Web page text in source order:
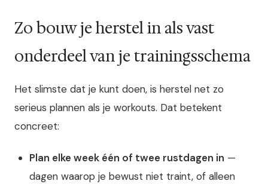
Zo bouw je herstel in als vast
onderdeel van je trainingsschema
Het slimste dat je kunt doen, is herstel net zo
serieus plannen als je workouts. Dat betekent
concreet:
Plan elke week één of twee rustdagen in —
dagen waarop je bewust niet traint, of alleen